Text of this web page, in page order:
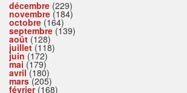
décembre (229)
novembre (184)
octobre (164)
septembre (139)
août (128)
juillet(118)
juin (172)
mai (179)
avril(180)
mars(205)
février(168)